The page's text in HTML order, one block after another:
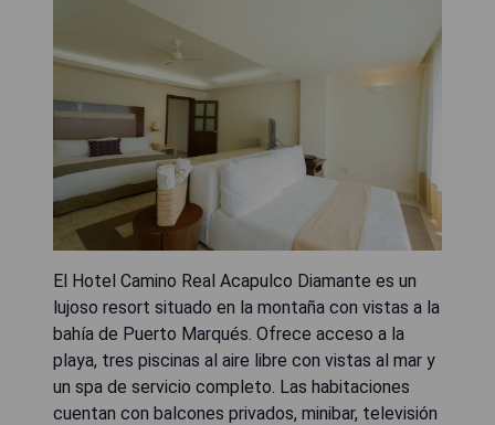
El Hotel Camino Real Acapulco Diamante es un
lujoso resort situado en la montaña con vistas a la
bahía de Puerto Marqués. Ofrece acceso a la
playa, tres piscinas al aire libre con vistas al mar y
un spa de servicio completo. Las habitaciones
cuentan con balcones privados, minibar, televisión